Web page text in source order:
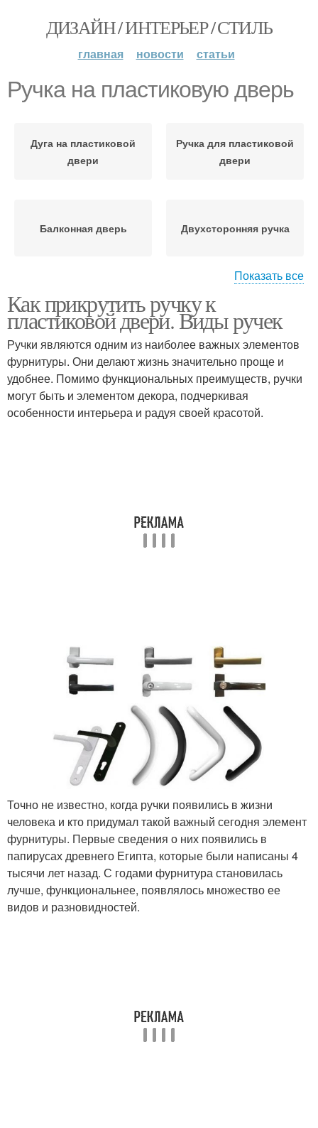
ДИЗАЙН / ИНТЕРЬЕР / СТИЛЬ
главная новости статьи
Ручка на пластиковую дверь
Дуга на пластиковой
двери
Ручка для пластиковой
двери
Балконная дверь Двухсторонняя ручка
Дверные ручки Двухсторонние ручки
Балконная ручка
Показать все
Как прикрутить ручку к
пластиковой двери. Виды ручек
Ручки являются одним из наиболее важных элементов
фурнитуры. Они делают жизнь значительно проще и
удобнее. Помимо функциональных преимуществ, ручки
могут быть и элементом декора, подчеркивая
особенности интерьера и радуя своей красотой.
Точно не известно, когда ручки появились в жизни
человека и кто придумал такой важный сегодня элемент
фурнитуры. Первые сведения о них появились в
папирусах древнего Египта, которые были написаны 4
тысячи лет назад. С годами фурнитура становилась
лучше, функциональнее, появлялось множество ее
видов и разновидностей.